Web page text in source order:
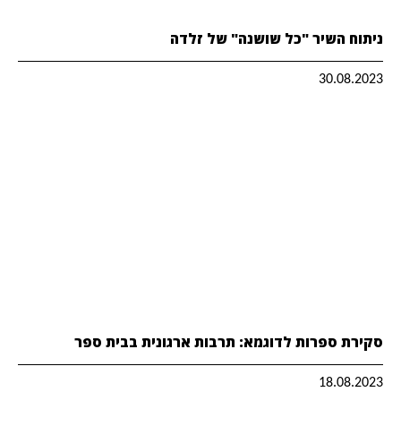
ניתוח השיר "כל שושנה" של זלדה
30.08.2023
סקירת ספרות לדוגמא: תרבות ארגונית בבית ספר
18.08.2023